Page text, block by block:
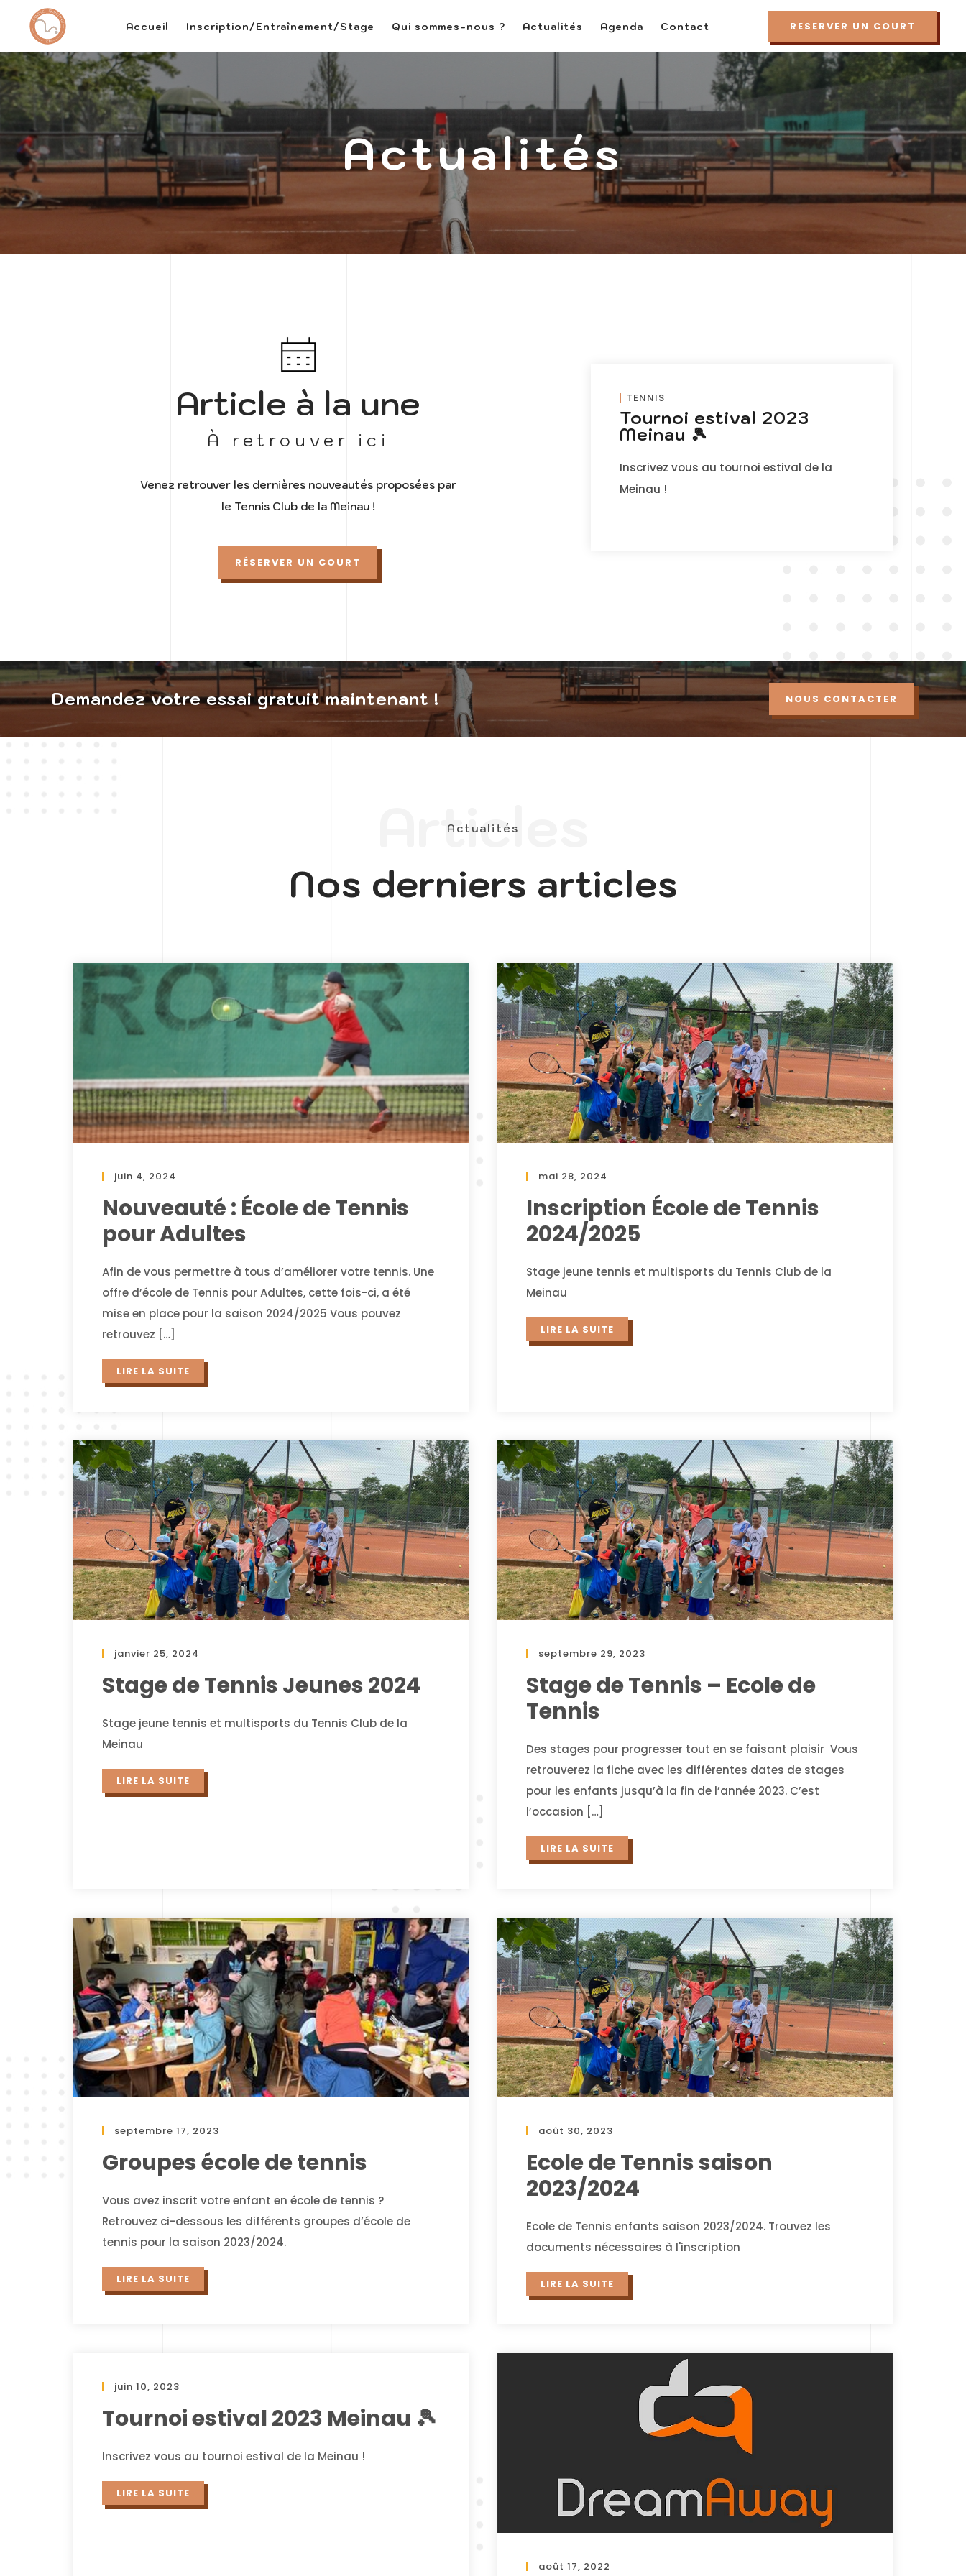
Accueil Inscription/Entraînement/Stage Qui sommes-nous ? Actualités Agenda Contact RESERVER UN COURT
Actualités
Article à la une
À retrouver ici
Venez retrouver les dernières nouveautés proposées par
le Tennis Club de la Meinau !
RÉSERVER UN COURT
TENNIS
Tournoi estival 2023
Meinau 🎾
Inscrivez vous au tournoi estival de la
Meinau !
Demandez votre essai gratuit maintenant !​ NOUS CONTACTER
Actualités
Articles
Nos derniers articles
juin 4, 2024
Nouveauté : École de Tennis
pour Adultes
Afin de vous permettre à tous d’améliorer votre tennis. Une
offre d’école de Tennis pour Adultes, cette fois-ci, a été
mise en place pour la saison 2024/2025 Vous pouvez
retrouvez […]
LIRE LA SUITE
mai 28, 2024
Inscription École de Tennis
2024/2025
Stage jeune tennis et multisports du Tennis Club de la
Meinau
LIRE LA SUITE
janvier 25, 2024
Stage de Tennis Jeunes 2024
Stage jeune tennis et multisports du Tennis Club de la
Meinau
LIRE LA SUITE
septembre 29, 2023
Stage de Tennis – Ecole de
Tennis
Des stages pour progresser tout en se faisant plaisir Vous
retrouverez la fiche avec les différentes dates de stages
pour les enfants jusqu’à la fin de l’année 2023. C’est
l’occasion […]
LIRE LA SUITE
septembre 17, 2023
Groupes école de tennis
Vous avez inscrit votre enfant en école de tennis ?
Retrouvez ci-dessous les différents groupes d’école de
tennis pour la saison 2023/2024.
LIRE LA SUITE
août 30, 2023
Ecole de Tennis saison
2023/2024
Ecole de Tennis enfants saison 2023/2024. Trouvez les
documents nécessaires à l'inscription
LIRE LA SUITE
juin 10, 2023
Tournoi estival 2023 Meinau 🎾
Inscrivez vous au tournoi estival de la Meinau !
LIRE LA SUITE
août 17, 2022